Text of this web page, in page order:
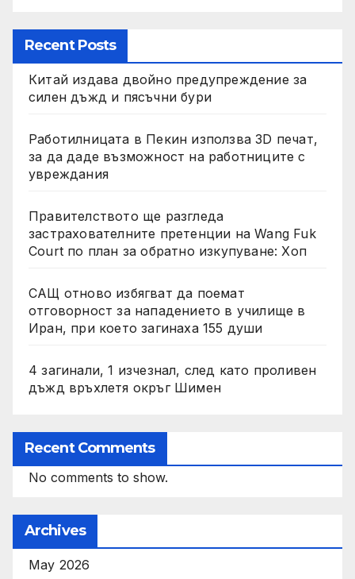
Recent Posts
Китай издава двойно предупреждение за
силен дъжд и пясъчни бури
Работилницата в Пекин използва 3D печат,
за да даде възможност на работниците с
увреждания
Правителството ще разгледа
застрахователните претенции на Wang Fuk
Court по план за обратно изкупуване: Хоп
САЩ отново избягват да поемат
отговорност за нападението в училище в
Иран, при което загинаха 155 души
4 загинали, 1 изчезнал, след като проливен
дъжд връхлетя окръг Шимен
Recent Comments
No comments to show.
Archives
May 2026